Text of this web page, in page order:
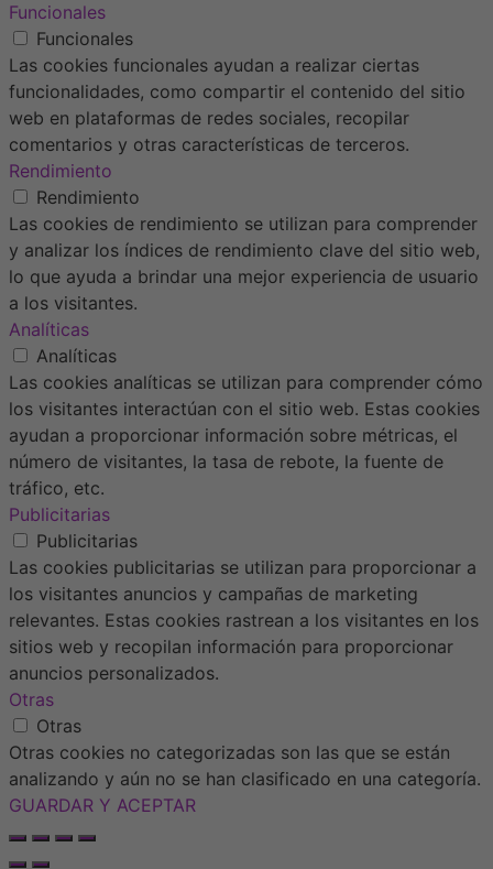
Funcionales
Funcionales
Las cookies funcionales ayudan a realizar ciertas
funcionalidades, como compartir el contenido del sitio
web en plataformas de redes sociales, recopilar
comentarios y otras características de terceros.
Rendimiento
Rendimiento
Las cookies de rendimiento se utilizan para comprender
y analizar los índices de rendimiento clave del sitio web,
lo que ayuda a brindar una mejor experiencia de usuario
a los visitantes.
Analíticas
Analíticas
Las cookies analíticas se utilizan para comprender cómo
los visitantes interactúan con el sitio web. Estas cookies
ayudan a proporcionar información sobre métricas, el
número de visitantes, la tasa de rebote, la fuente de
tráfico, etc.
Publicitarias
Publicitarias
Las cookies publicitarias se utilizan para proporcionar a
los visitantes anuncios y campañas de marketing
relevantes. Estas cookies rastrean a los visitantes en los
sitios web y recopilan información para proporcionar
anuncios personalizados.
Otras
Otras
Otras cookies no categorizadas son las que se están
analizando y aún no se han clasificado en una categoría.
GUARDAR Y ACEPTAR